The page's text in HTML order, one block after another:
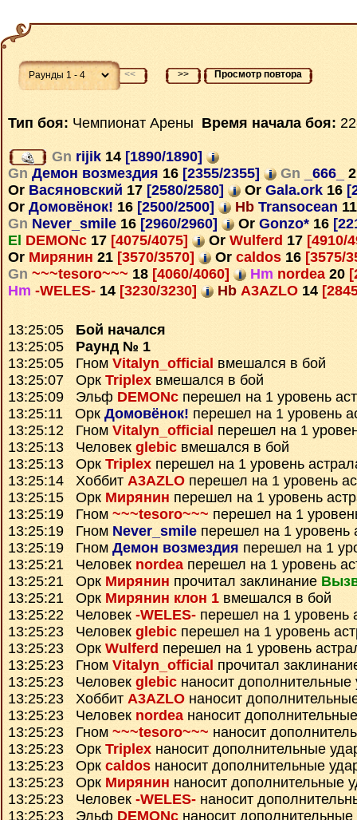
<< >> Просмотр повтора
Тип боя: Чемпионат Арены Время начала боя:
Gn rijik 14 [1890/1890]
Gn Демон возмездия 16 [2355/2355] Gn _666_
Or Васяновский 17 [2580/2580] Or Gala.ork 16
Or Домовёнок! 16 [2500/2500] Hb Transocean 11
Gn Never_smile 16 [2960/2960] Or Gonzo* 16
El DEMONc 17 [4075/4075] Or Wulferd 17 [4910/
Or Мирянин 21 [3570/3570] Or caldos 16 [3575/
Gn ~~~tesoro~~~ 18 [4060/4060] Hm nordea 20
Hm -WELES- 14 [3230/3230] Hb A3AZLO 14
13:25:05 Бой начался
13:25:05 Раунд № 1
13:25:05 Гном Vitalyn_official вмешался в бой
13:25:07 Орк Triplex вмешался в бой
13:25:09 Эльф DEMONc перешел на 1 уровень
13:25:11 Орк Домовёнок! перешел на 1 уровень
13:25:12 Гном Vitalyn_official перешел на 1
13:25:13 Человек glebic вмешался в бой
13:25:13 Орк Triplex перешел на 1 уровень
13:25:14 Хоббит A3AZLO перешел на 1 уровень
13:25:15 Орк Мирянин перешел на 1 уровень
13:25:19 Гном ~~~tesoro~~~ перешел на 1
13:25:19 Гном Never_smile перешел на 1 уровень
13:25:19 Гном Демон возмездия перешел на 1
13:25:21 Человек nordea перешел на 1 уровень
13:25:21 Орк Мирянин прочитал заклинание
13:25:21 Орк Мирянин клон 1 вмешался в бой
13:25:22 Человек -WELES- перешел на 1 уровень
13:25:23 Человек glebic перешел на 1 уровень
13:25:23 Орк Wulferd перешел на 1 уровень
13:25:23 Гном Vitalyn_official прочитал
13:25:23 Человек glebic наносит дополнительные
13:25:23 Хоббит A3AZLO наносит
13:25:23 Человек nordeaнаносит
13:25:23 Гном ~~~tesoro~~~ наносит
13:25:23 Орк Triplex наносит дополнительные
13:25:23 Орк caldos наносит дополнительные
13:25:23 Орк Мирянин наносит дополнительные
13:25:23 Человек -WELES- наносит
13:25:23 Эльф DEMONc наносит